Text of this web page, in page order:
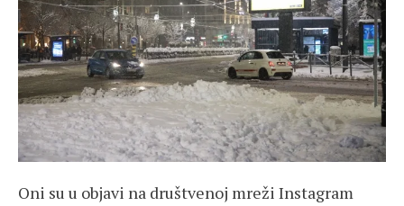
Oni su u objavi na društvenoj mreži Instagram